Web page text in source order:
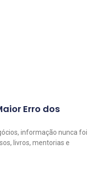
Erro dos
informação nunca foi
livros, mentorias e